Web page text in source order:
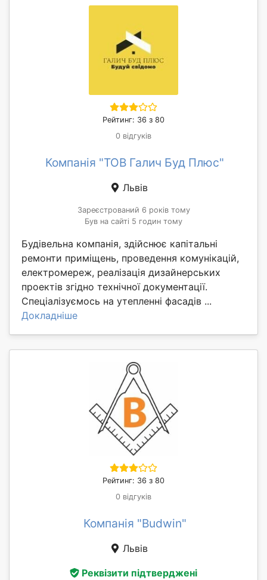
Рейтинг: 36 з 80
0 відгуків
Компанія "ТОВ Галич Буд Плюс"
Львів
Зареєстрований 6 років тому
Був на сайті 5 годин тому
Будівельна компанія, здійснює капітальні
ремонти приміщень, проведення комунікацій,
електромереж, реалізація дизайнерських
проектів згідно технічної документації.
Спеціалізуємось на утепленні фасадів ...
Докладніше
Рейтинг: 36 з 80
0 відгуків
Компанія "Budwin"
Львів
Реквізити підтверджені